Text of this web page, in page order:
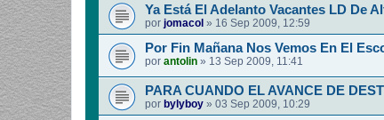
Ya Está El Adelanto Vacantes LD De
por jomacol » 16 Sep 2009, 12:59
Por Fin Mañana Nos Vemos En El
por antolin » 13 Sep 2009, 11:41
PARA CUANDO EL AVANCE DE
por bylyboy » 03 Sep 2009, 10:29